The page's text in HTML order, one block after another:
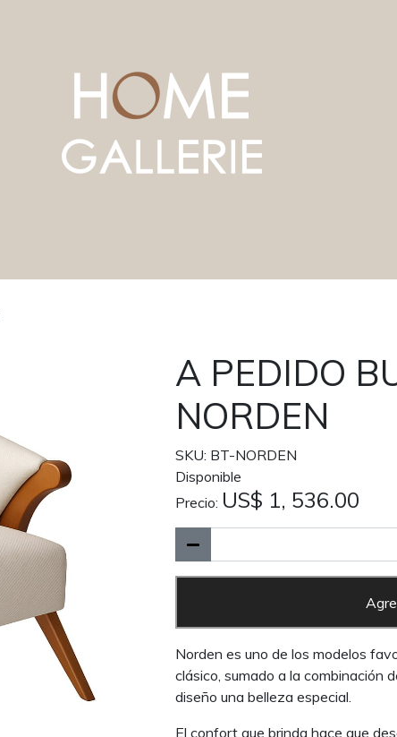
A PEDIDO
NORDEN
SKU: BT-NORDEN
Disponible
Precio: US$ 1, 536.00
Norden es uno de los modelos
clásico, sumado a la combinación
diseño una belleza especial.
El confort que brinda hace que